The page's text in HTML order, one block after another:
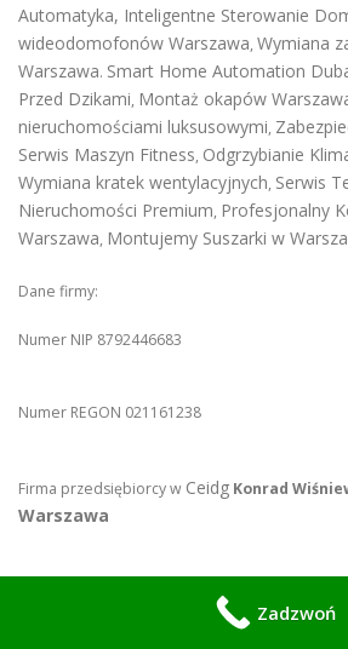
Automatyka, Inteligentne Sterowanie
wideodomofonów Warszawa, Wymiana
Warszawa. Smart Home Automation
Przed Dzikami, Montaż okapów
nieruchomościami luksusowymi,
Serwis Maszyn Fitness, Odgrzybianie
Wymiana kratek wentylacyjnych, Serwis
Nieruchomości Premium, Profesjonalny
Warszawa, Montujemy Suszarki w
Dane firmy:
Numer NIP 8792446683
Numer REGON 021161238
Firma przedsiębiorcy w Ceidg Konrad
Warszawa
Zadzwoń